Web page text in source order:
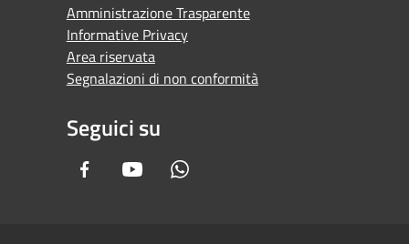
Amministrazione Trasparente
Informative Privacy
Area riservata
Segnalazioni di non conformità
Seguici su
FacebookYoutube